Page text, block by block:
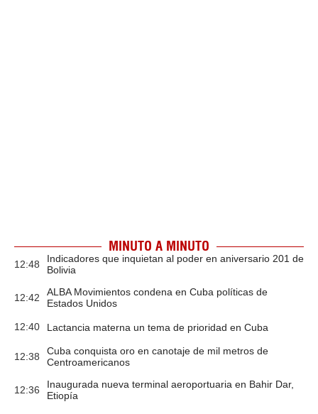
MINUTO A MINUTO
12:48
Indicadores que inquietan al poder en aniversario 201 de
Bolivia
12:42
ALBA Movimientos condena en Cuba políticas de
Estados Unidos
12:40 Lactancia materna un tema de prioridad en Cuba
12:38
Cuba conquista oro en canotaje de mil metros de
Centroamericanos
12:36
Inaugurada nueva terminal aeroportuaria en Bahir Dar,
Etiopía